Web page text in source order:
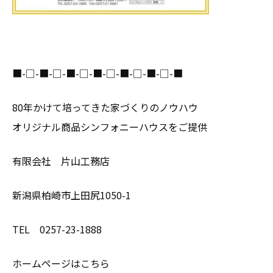
■-□-■-□-■-□-■-□-■-□-■-□-■
80年かけて培ってきた家づくりのノウハウ
オリジナル商品シンフォニーハウスをご提供
有限会社 片山工務店
新潟県柏崎市上田尻1050-1
TEL 0257-23-1888
ホームページはこちら